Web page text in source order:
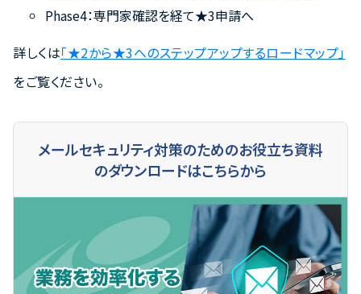
Phase4：専門家確認を経て★3申請へ
詳しくは「★2から★3へのステップアップするロードマップ」
をご覧ください。
メールセキュリティ対策のためのお役立ち資料
のダウンロードはこちらから